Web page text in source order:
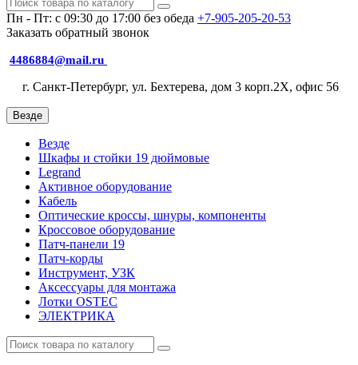
Пн - Пт: с 09:30 до 17:00 без обеда +7-905-205-20-53
Заказать обратный звонок
4486884@mail.ru
г. Санкт-Петербург, ул. Бехтерева, дом 3 корп.2X, офис 56
Везде
Везде
Шкафы и стойки 19 дюймовые
Legrand
Активное оборудование
Кабель
Оптические кроссы, шнуры, компоненты
Кроссовое оборудование
Патч-панели 19
Патч-корды
Инструмент, УЗК
Аксессуары для монтажа
Лотки OSTEC
ЭЛЕКТРИКА